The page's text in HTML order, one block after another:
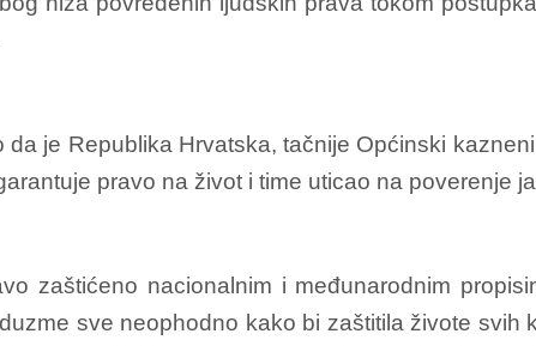
je Republika Hrvatska, tačnije Općinski
pravo na život i time uticao na poverenje
zaštićeno nacionalnim i međunarodnim
sve neophodno kako bi zaštitila živote svih